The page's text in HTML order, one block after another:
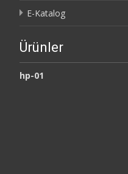
E-Katalog
Ürünler
hp-01